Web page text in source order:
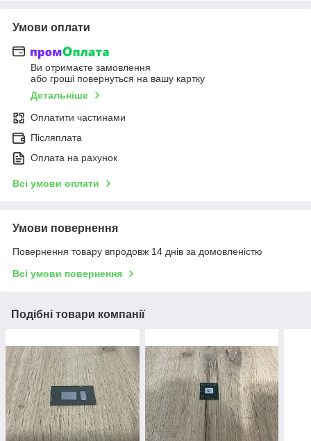
Умови оплати
Ви отримаєте замовлення
або гроші повернуться на вашу картку
Детальніше
Оплатити частинами
Післяплата
Оплата на рахунок
Всі умови оплати
Умови повернення
Повернення товару впродовж 14 днів за домовленістю
Всі умови повернення
Подібні товари компанії